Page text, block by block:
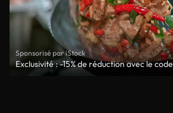
Sponsorisé par iStock
Exclusivité : -15% de réduction avec le code